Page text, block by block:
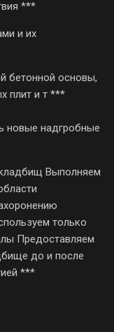
***
и их
бетонной основы,
плит и т ***
новые надгробные
Выполняем
только
Предоставляем
до и после
***